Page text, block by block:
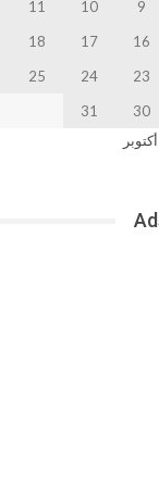
9
10
11
16
17
18
23
24
25
30
31